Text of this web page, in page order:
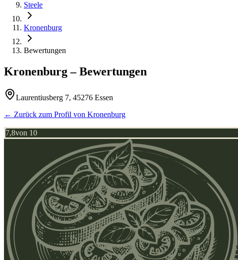
Steele
Kronenburg
Bewertungen
Kronenburg – Bewertungen
Laurentiusberg 7, 45276 Essen
← Zurück zum Profil von Kronenburg
7,8von 10